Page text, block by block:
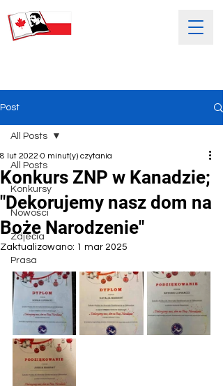
Post
All Posts
Konkursy
Nowości
Zdjećia
Prasa
All Posts
Konkurs ZNP w Kanadzie;
"Dekorujemy nasz dom na
Boże Narodzenie"
8 lut 2022 0 minut(y) czytania
Zaktualizowano: 1 mar 2025